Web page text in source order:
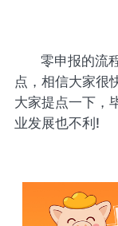
零申报的流
点，相信大家很
大家提点一下，
业发展也不利!